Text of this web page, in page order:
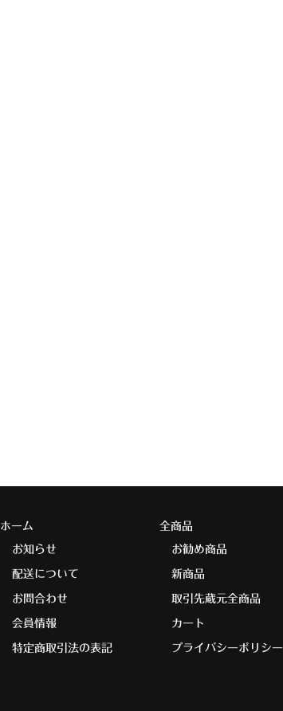
ホーム
お知らせ
配送について
お問合わせ
会員情報
特定商取引法の表記
全商品
お勧め商品
新商品
取引先蔵元全商品
カート
プライバシーポリシー